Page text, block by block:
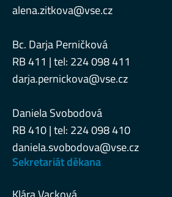
alena.zitkova@vse.cz
Bc. Darja Perničková
RB 411 | tel: 224 098 411
darja.pernickova@vse.cz
Daniela Svobodová
RB 410 | tel: 224 098 410
daniela.svobodova@vse.cz
Sekretariát děkana